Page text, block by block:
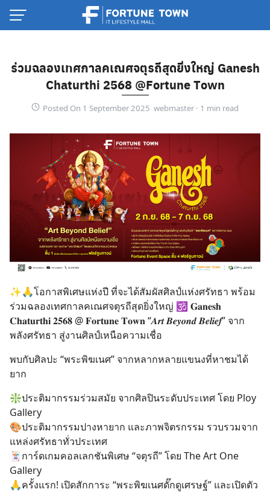
Skip
Thai
English
ร่วมฉลองเทศกาลคเณศจตุรถีสุดยิ่งใหญ่ Ganesh
Chaturthi 2568 @Fortune Town
Posted On 1 September 2025 webmaster ·
✨🙏โอกาสพิเศษแห่งปี ที่จะได้สัมผัสศิลป์แห่งศรัทธา พร้อม
ร่วมฉลองเทศกาลคเณศจตุรถีสุดยิ่งใหญ่ 🕉️ 𝐆𝐚𝐧𝐞𝐬𝐡
𝐂𝐡𝐚𝐭𝐮𝐫𝐭𝐡𝐢 𝟐𝟓𝟔𝟖 @ 𝐅𝐨𝐫𝐭𝐮𝐧𝐞 𝐓𝐨𝐰𝐧 “𝑨𝒓𝒕 𝑩𝒆𝒚𝒐𝒏𝒅 𝑩𝒆𝒍𝒊𝒆𝒇” จาก
พลังศรัทธา สู่งานศิลป์เหนือความเชื่อ
พบกับศิลปะ “พระพิฆเนศ” จากหลากหลายแขนงที่หาชมได้
ยาก
❇️ประติมากรรมร่วมสมัย จากศิลปินระดับประเทศ โดย Ploy
Gallery
🎨ประติมากรรมปางหายาก และภาพจิตรกรรม รวบรวมจาก
แหล่งศรัทธาทั่วประเทศ
🃏การ์ดเกมคอลเลกชันพิเศษ “จตุรถี” โดย The Art One
Gallery
🙏ครั้งแรก! เปิดสักการะ “พระพิฆเนศดั๊กดูเศรษฐ์” และเปิดตัว